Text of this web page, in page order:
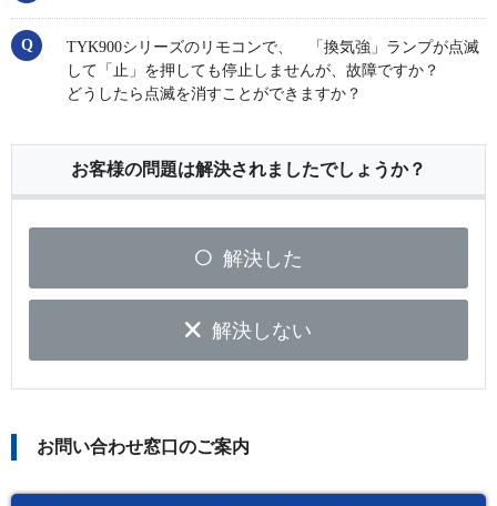
TYK900シリーズのリモコンで、 「換気強」ランプが点滅
して「止」を押しても停止しませんが、故障ですか？
どうしたら点滅を消すことができますか？
お客様の問題は解決されましたでしょうか？
解決した
解決しない
お問い合わせ窓口のご案内